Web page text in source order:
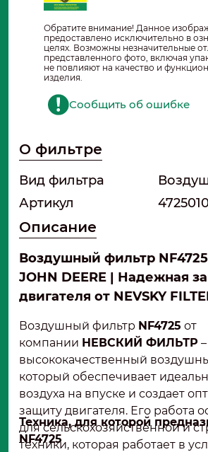
Обратите внимание! Данное
предоставлено исключительно в
целях. Возможны незначительные
представленного фото, включая
не повлияют на качество и
изделия.
Сообщить об ошибке
О фильтре
Вид фильтра
Артикул
Описание
Воздушный фильтр NF4725
JOHN DEERE | Надежная
двигателя от NEVSKY
Воздушный фильтр NF4725 от
компании НЕВСКИЙ ФИЛЬТР
высококачественный
который обеспечивает
воздуха на впуске и создает
защиту двигателя. Его работа
для сельскохозяйственной и
техники, которая работает в
Техника, для которой
NF4725